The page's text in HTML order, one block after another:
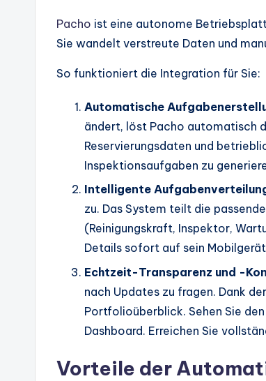
Pacho ist eine autonome
Sie wandelt verstreute Daten und
So funktioniert die Integration für Sie:
Automatische
ändert, löst Pacho automatisch
Reservierungsdaten und
Inspektionsaufgaben zu
Intelligente
zu. Das System teilt die
(Reinigungskraft, Inspektor,
Details sofort auf sein
Echtzeit-Transparenz und -
nach Updates zu fragen. Dank
Portfolioüberblick. Sehen Sie
Dashboard. Erreichen Sie
Vorteile der